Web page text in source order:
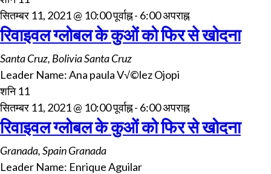
सितम्बर 11, 2021 @ 10:00 पूर्वाह्न- 6:00 अपराह्न
रिवाइवल ग्लोबल के कुओं को फिर से खोदना
Santa Cruz, BoliviaSanta Cruz
Leader Name: Ana paula V√©lez Ojopi
शनि11
सितम्बर 11, 2021 @ 10:00 पूर्वाह्न- 6:00 अपराह्न
रिवाइवल ग्लोबल के कुओं को फिर से खोदना
Granada, SpainGranada
Leader Name: Enrique Aguilar